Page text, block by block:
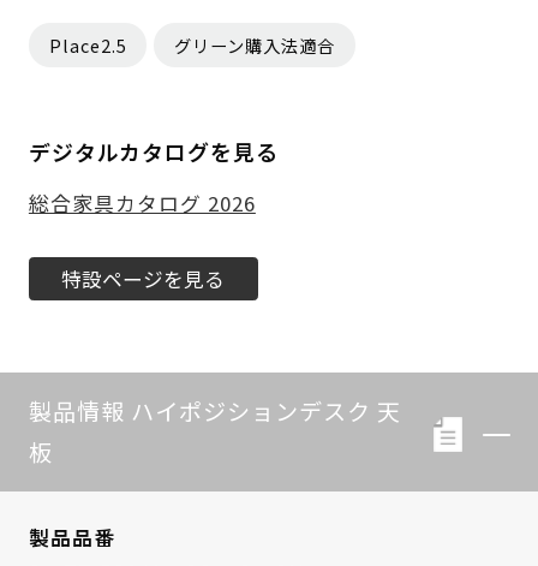
Place2.5 グリーン購入法適合
デジタルカタログを見る
総合家具カタログ 2026
特設ページを見る
製品情報 ハイポジションデスク 天
板
製品品番